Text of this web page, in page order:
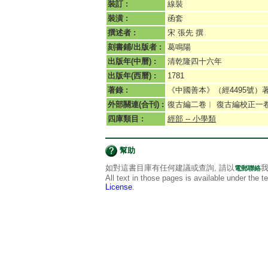
裝訂 :
線裝
裝潢 :
函套
撰述者 :
宋 張先 撰
刻書鋪/出版者 :
葛鳴陽
出版年(中曆) :
清乾隆四十六年
出版年(西曆) :
1781
著錄 :
《中國善本》（經4495號
外部關連(合刊) : 復古編二卷︱ 復古編校正一
四庫類目 :
經部 -- 小學類
幫助
如對這書目庫有任何建議或查詢, 請以電郵聯絡
All text in those pages is available under the
License.